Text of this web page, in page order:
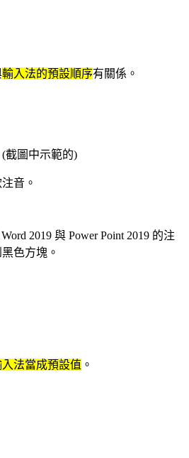
輸入法的預設順序有關係。
截圖中示範的)
音。
2019 與 Power Point 2019 的注
色方塊。
法當成預設值 。